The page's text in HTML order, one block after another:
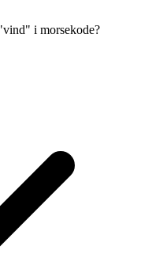
i morsekode?